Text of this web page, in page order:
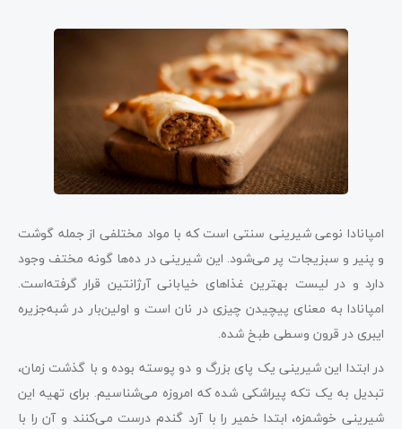
امپانادا نوعی شیرینی‌ سنتی است که با مواد مختلفی از جمله گوشت
و پنیر و سبزیجات پر می‌شود. این شیرینی در ده‌ها گونه مختف وجود
دارد و در لیست بهترین غذاهای خیابانی آرژانتین قرار گرفته‌است.
امپانادا به معنای پیچیدن چیزی در نان است و اولین‌بار در شبه‌جزیره
ایبری در قرون وسطی طبخ شده.
در ابتدا این شیرینی یک پای بزرگ و دو پوسته بوده و با گذشت زمان،
تبدیل به یک تکه پیراشکی شده که امروزه می‌شناسیم. برای تهیه این
شیرینی خوشمزه، ابتدا خمیر را با آرد گندم درست می‌کنند و آن را با